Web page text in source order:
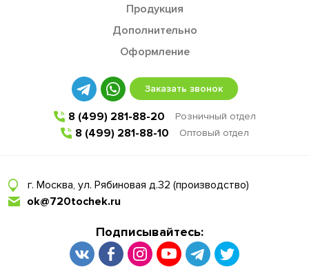
Продукция
Дополнительно
Оформление
Заказать звонок
8 (499) 281-88-20 Розничный отдел
8 (499) 281-88-10 Оптовый отдел
г. Москва, ул. Рябиновая д.32 (производство)
ok@720tochek.ru
Подписывайтесь: